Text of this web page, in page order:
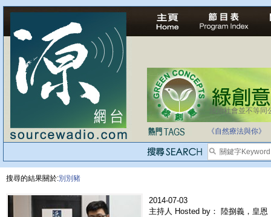
法治社會並不等同
《自然療法與你》
搜尋的結果關於:別別豬
2014-07-03
主持人 Hosted by： 陸捌義，皇恩